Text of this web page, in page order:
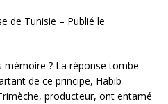
de Tunisie – Publié le
mémoire ? La réponse tombe
de ce principe, Habib
producteur, ont entamé